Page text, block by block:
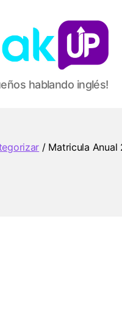
hablando inglés!
/ Matricula Anual